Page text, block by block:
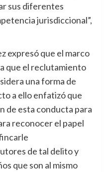
sus diferentes
jurisdiccional”,
expresó que el marco
que el reclutamiento
una forma de
a ello enfatizó que
de esta conducta para
reconocer el papel
de tal delito y
que son al mismo